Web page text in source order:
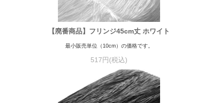
【廃番商品】フリンジ45cm丈 ホワイト
最小販売単位（10cm）の価格です。
517円(税込)